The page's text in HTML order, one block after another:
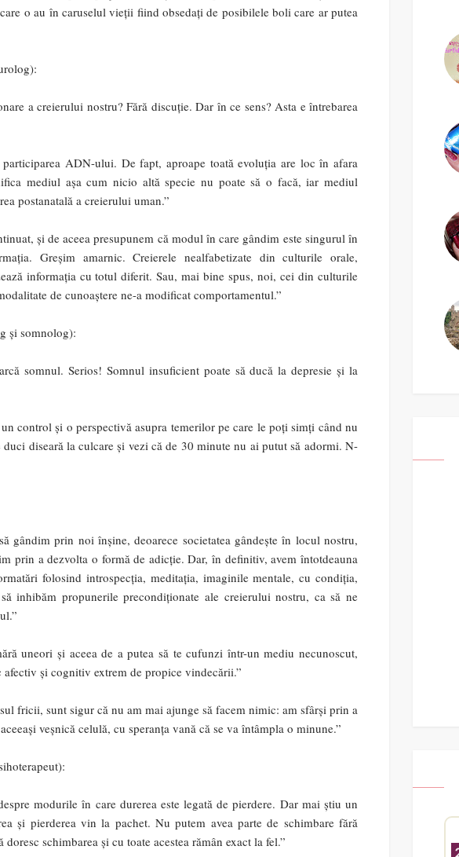
o au în caruselul vieții fiind obsedați de posibilele boli care ar putea
a creierului nostru? Fără discuție. Dar în ce sens? Asta e întrebarea
ADN-ului. De fapt, aproape toată evoluția are loc în afara
mediul așa cum nicio altă specie nu poate să o facă, iar mediul
postanatală a creierului uman.”
și de aceea presupunem că modul în care gândim este singurul în
Greșim amarnic. Creierele nealfabetizate din culturile orale,
informația cu totul diferit. Sau, mai bine spus, noi, cei din culturile
de cunoaștere ne-a modificat comportamentul.”
și somnolog):
somnul. Serios! Somnul insuficient poate să ducă la depresie și la
control și o perspectivă asupra temerilor pe care le poți simți când nu
diseară la culcare și vezi că de 30 minute nu ai putut să adormi. N-
gândim prin noi înșine, deoarece societatea gândește în locul nostru,
prin a dezvolta o formă de adicție. Dar, în definitiv, avem întotdeauna
folosind introspecția, meditația, imaginile mentale, cu condiția,
inhibăm propunerile precondiționate ale creierului nostru, ca să ne
uneori și aceea de a putea să te cufunzi într-un mediu necunoscut,
afectiv și cognitiv extrem de propice vindecării.”
fricii, sunt sigur că nu am mai ajunge să facem nimic: am sfârși prin a
veșnică celulă, cu speranța vană că se va întâmpla o minune.”
modurile în care durerea este legată de pierdere. Dar mai știu un
și pierderea vin la pachet. Nu putem avea parte de schimbare fără
schimbarea și cu toate acestea rămân exact la fel.”